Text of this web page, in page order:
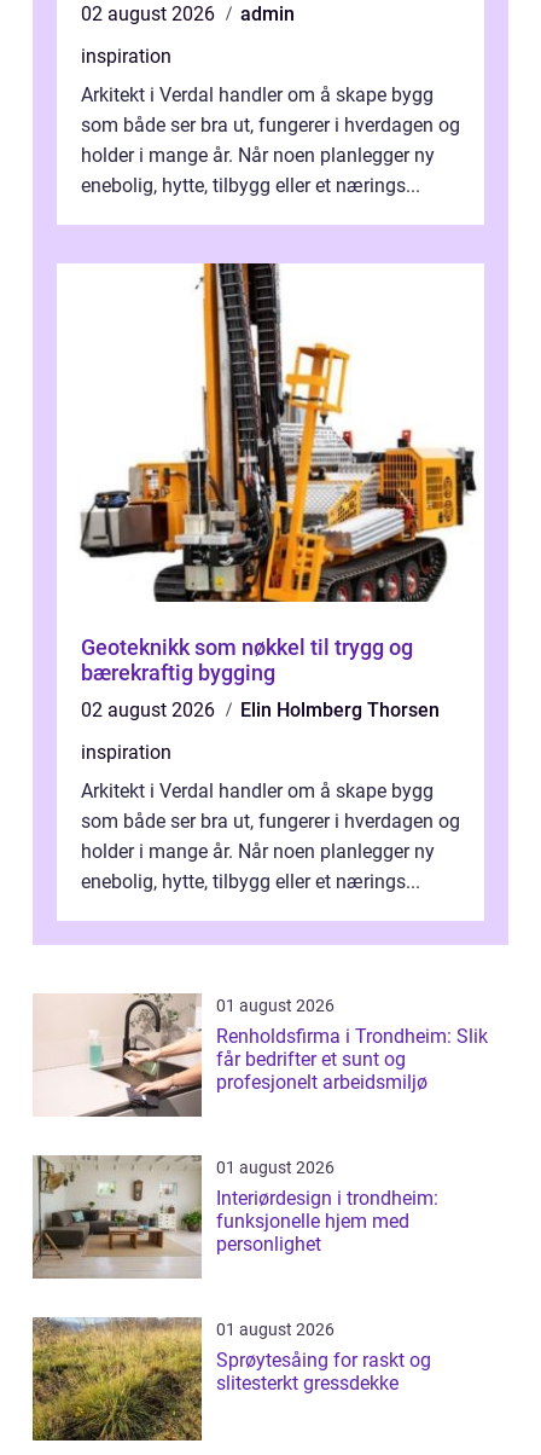
02 august 2026
admin
inspiration
Arkitekt i Verdal handler om å skape bygg
som både ser bra ut, fungerer i hverdagen og
holder i mange år. Når noen planlegger ny
enebolig, hytte, tilbygg eller et nærings...
Geoteknikk som nøkkel til trygg og
bærekraftig bygging
02 august 2026
Elin Holmberg Thorsen
inspiration
Arkitekt i Verdal handler om å skape bygg
som både ser bra ut, fungerer i hverdagen og
holder i mange år. Når noen planlegger ny
enebolig, hytte, tilbygg eller et nærings...
01 august 2026
Renholdsfirma i Trondheim: Slik
får bedrifter et sunt og
profesjonelt arbeidsmiljø
01 august 2026
Interiørdesign i trondheim:
funksjonelle hjem med
personlighet
01 august 2026
Sprøytesåing for raskt og
slitesterkt gressdekke